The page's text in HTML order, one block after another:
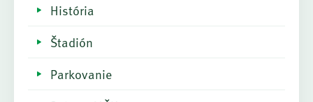
História
Štadión
Parkovanie